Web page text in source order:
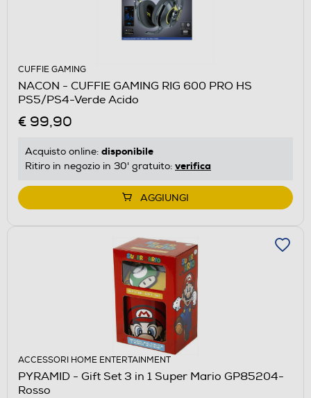
CUFFIE GAMING
NACON - CUFFIE GAMING RIG 600 PRO HS
PS5/PS4-Verde Acido
€ 99,90
Acquisto online: disponibile
Ritiro in negozio in 30' gratuito: verifica
AGGIUNGI
ACCESSORI HOME ENTERTAINMENT
PYRAMID - Gift Set 3 in 1 Super Mario GP85204-
Rosso